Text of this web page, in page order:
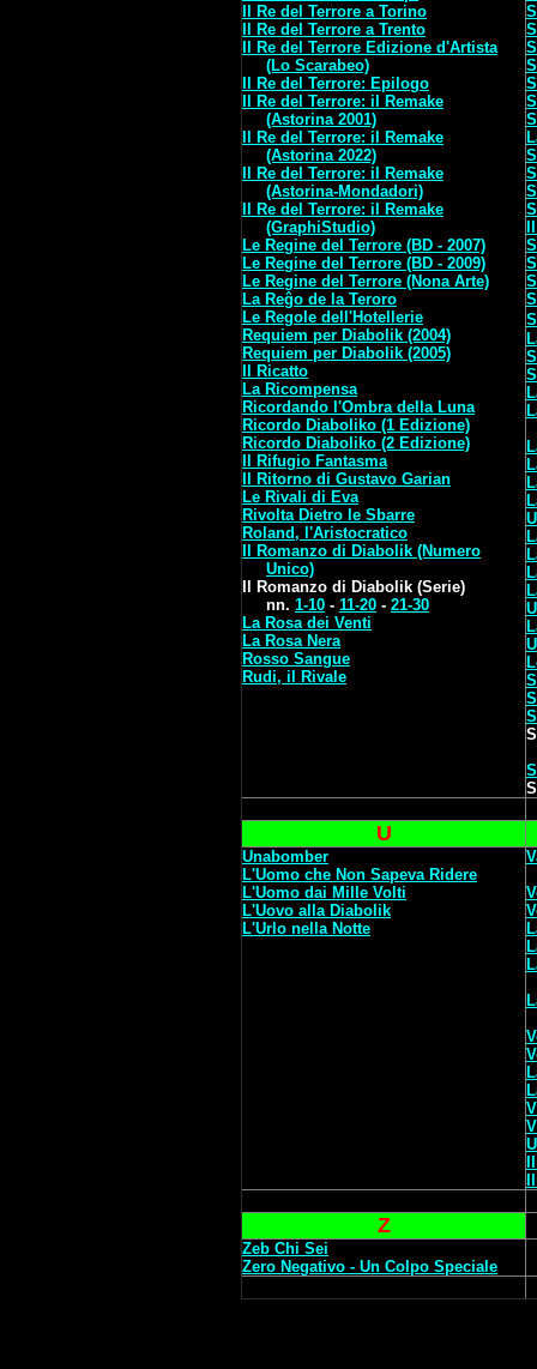
Il Re del Terrore a Torino
Il Re del Terrore a Trento
Il Re del Terrore Edizione d'Artista
(Lo Scarabeo)
Il Re del Terrore: Epilogo
Il Re del Terrore: il Remake
(Astorina 2001)
Il Re del Terrore: il Remake
(Astorina 2022)
Il Re del Terrore: il Remake
(Astorina-Mondadori)
Il Re del Terrore: il Remake
(GraphiStudio)
Le Regine del Terrore (BD - 2007)
Le Regine del Terrore (BD - 2009)
Le Regine del Terrore (Nona Arte)
La Reĝo de la Teroro
Le Regole dell'Hotellerie
Requiem per Diabolik (2004)
Requiem per Diabolik (2005)
Il Ricatto
La Ricompensa
Ricordando l'Ombra della Luna
Ricordo Diaboliko (1 Edizione)
Ricordo Diaboliko (2 Edizione)
Il Rifugio Fantasma
Il Ritorno di Gustavo Garian
Le Rivali di Eva
Rivolta Dietro le Sbarre
Roland, l'Aristocratico
Il Romanzo di Diabolik (Numero
Unico)
Il Romanzo di Diabolik (Serie)
nn. 1-10 - 11-20 - 21-30
La Rosa dei Venti
La Rosa Nera
Rosso Sangue
Rudi, il Rivale
U
Unabomber
L'Uomo che Non Sapeva Ridere
L'Uomo dai Mille Volti
L'Uovo alla Diabolik
L'Urlo nella Notte
Z
Zeb Chi Sei
Zero Negativo - Un Colpo Speciale